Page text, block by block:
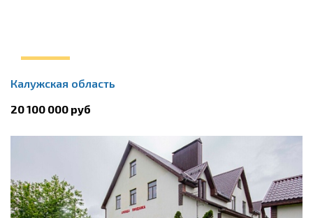
Калужская область
20 100 000 руб